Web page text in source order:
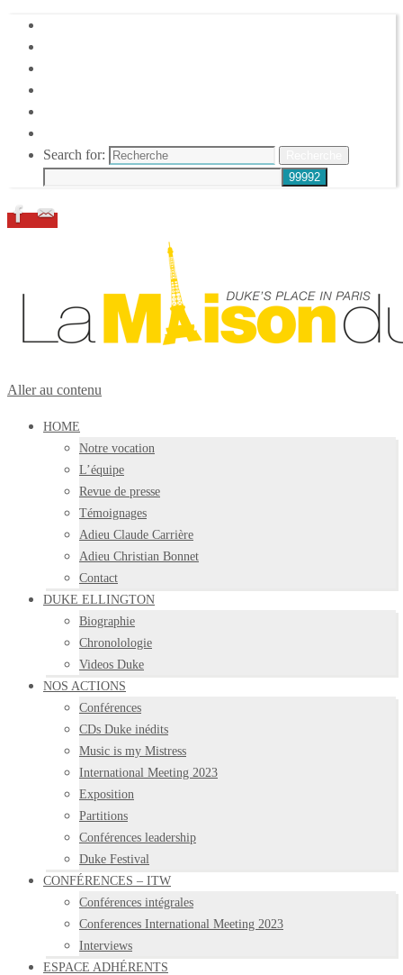
Search for:
Aller au contenu
HOME
Notre vocation
L’équipe
Revue de presse
Témoignages
Adieu Claude Carrière
Adieu Christian Bonnet
Contact
DUKE ELLINGTON
Biographie
Chronolologie
Videos Duke
NOS ACTIONS
Conférences
CDs Duke inédits
Music is my Mistress
International Meeting 2023
Exposition
Partitions
Conférences leadership
Duke Festival
CONFÉRENCES – ITW
Conférences intégrales
Conferences International Meeting 2023
Interviews
ESPACE ADHÉRENTS